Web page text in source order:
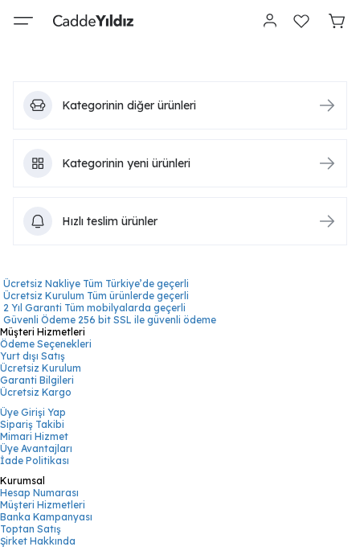
Kategorinin diğer ürünleri
Kategorinin yeni ürünleri
Hızlı teslim ürünler
Ücretsiz Nakliye Tüm Türkiye’de geçerli
Ücretsiz Kurulum Tüm ürünlerde geçerli
2 Yıl Garanti Tüm mobilyalarda geçerli
Güvenli Ödeme 256 bit SSL ile güvenli ödeme
Müşteri Hizmetleri
Ödeme Seçenekleri
Yurt dışı Satış
Ücretsiz Kurulum
Garanti Bilgileri
Ücretsiz Kargo
Üye Girişi Yap
Sipariş Takibi
Mimari Hizmet
Üye Avantajları
İade Politikası
Kurumsal
Hesap Numarası
Müşteri Hizmetleri
Banka Kampanyası
Toptan Satış
Şirket Hakkında